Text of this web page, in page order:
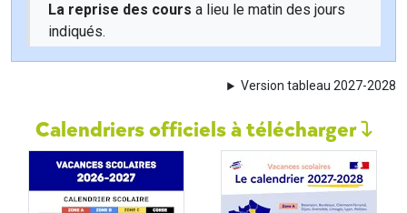
La reprise des cours a lieu le matin des jours
indiqués.
Version tableau 2027-2028
Calendriers officiels à télécharger